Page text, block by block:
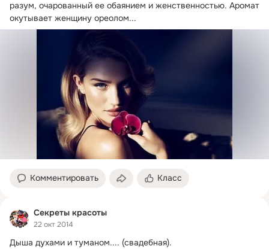
разум, очарованный ее обаянием и женственностью. Аромат
окутывает женщину ореолом...
Комментировать Класс
Секреты красоты
22 окт 2014
Дыша духами и туманом.... (свадебная).